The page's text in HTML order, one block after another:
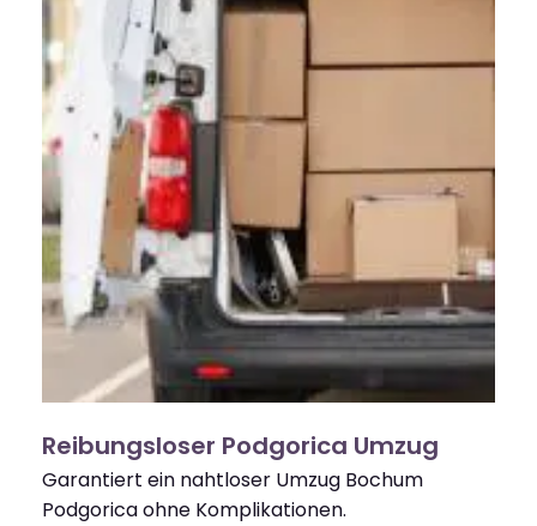
Reibungsloser Podgorica Umzug
Garantiert ein nahtloser Umzug Bochum
Podgorica ohne Komplikationen.